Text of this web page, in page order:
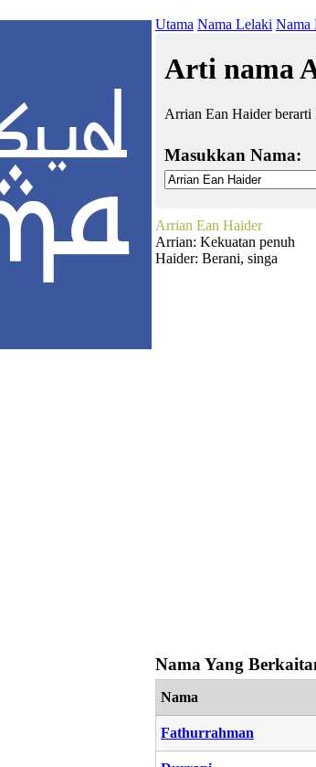
Utama Nama Lelaki Nama
Arti nama
Arrian Ean Haider berarti
Masukkan Nama:
Arrian Ean Haider
Arrian: Kekuatan penuh
Haider: Berani, singa
Nama Yang
Nama
Fathurrahman